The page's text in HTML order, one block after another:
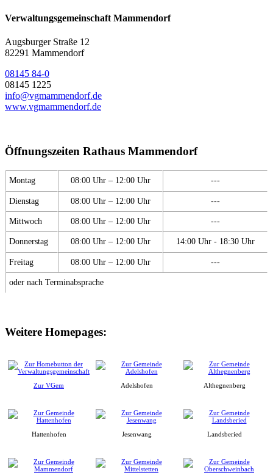
Verwaltungsgemeinschaft Mammendorf
Augsburger Straße 12
82291 Mammendorf
08145 84-0
08145 1225
info@vgmammendorf.de
www.vgmammendorf.de
Öffnungszeiten Rathaus Mammendorf
Montag 08:00 Uhr – 12:00 Uhr ---
Dienstag 08:00 Uhr – 12:00 Uhr ---
Mittwoch 08:00 Uhr – 12:00 Uhr ---
Donnerstag 08:00 Uhr – 12:00 Uhr 14:00 Uhr - 18:30 Uhr
Freitag 08:00 Uhr – 12:00 Uhr ---
oder nach Terminabsprache
Weitere Homepages:
Zur VGem Adelshofen Althegnenberg
Hattenhofen Jesenwang Landsberied